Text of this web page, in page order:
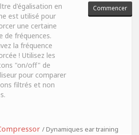
d'égalisation en
est utilisé pour
une certaine
de fréquences.
la fréquence
! Utilisez les
"on/off" de
pour comparer
filtrés et non
Commencer
/ Dynamiques ear training